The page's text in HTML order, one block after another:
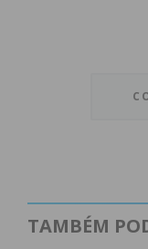
Assine
obtenha
TAMBÉM